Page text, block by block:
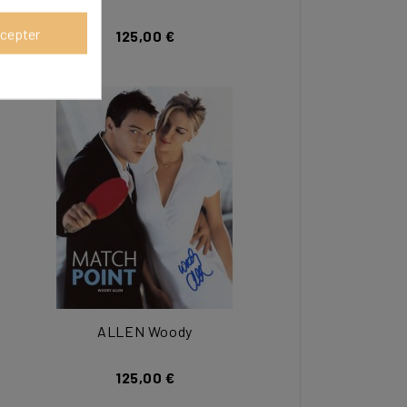
125,00 €
ALLEN Woody
125,00 €